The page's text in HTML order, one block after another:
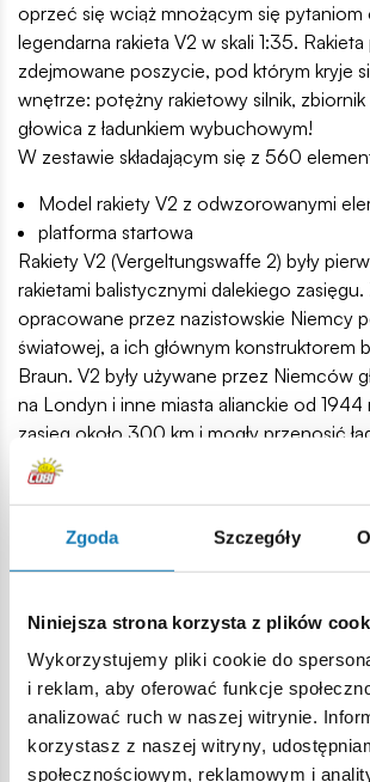
Zgoda Szczegóły
Niniejsza strona korzysta z plików
Wykorzystujemy pliki cookie do
i reklam, aby oferować funkcje
analizować ruch w naszej witrynie.
korzystasz z naszej witryny,
społecznościowym, reklamowym i
oprzeć się wciąż mnożącym się
legendarna rakieta V2 w skali 1:35. Rakieta
zdejmowane poszycie, pod którym kryje
wnętrze: potężny rakietowy silnik, zbiornik
głowica z ładunkiem wybuchowym!
W zestawie składającym się z 560
Model rakiety V2 z odwzorowanymi
platforma startowa
Rakiety V2 (Vergeltungswaffe 2) były
rakietami balistycznymi dalekiego zasięgu.
opracowane przez nazistowskie Niemcy
światowej, a ich głównym konstruktorem
Braun. V2 były używane przez Niemców
na Londyn i inne miasta alianckie od 1944
zasięg około 300 km i mogły przenosić
wybuchowy o masie około 1 tony.
sposób była oparta na silnikach
km (to już przestrzeń kosmiczna!), a
cel z ogromną prędkością, co czyniło ją
nowoczesnych rakiet balistycznych i
na rozwój technologii kosmicznej po
560 wysokiej jakości elementów,
wyprodukowane w UE przez firmę z
tradycją,